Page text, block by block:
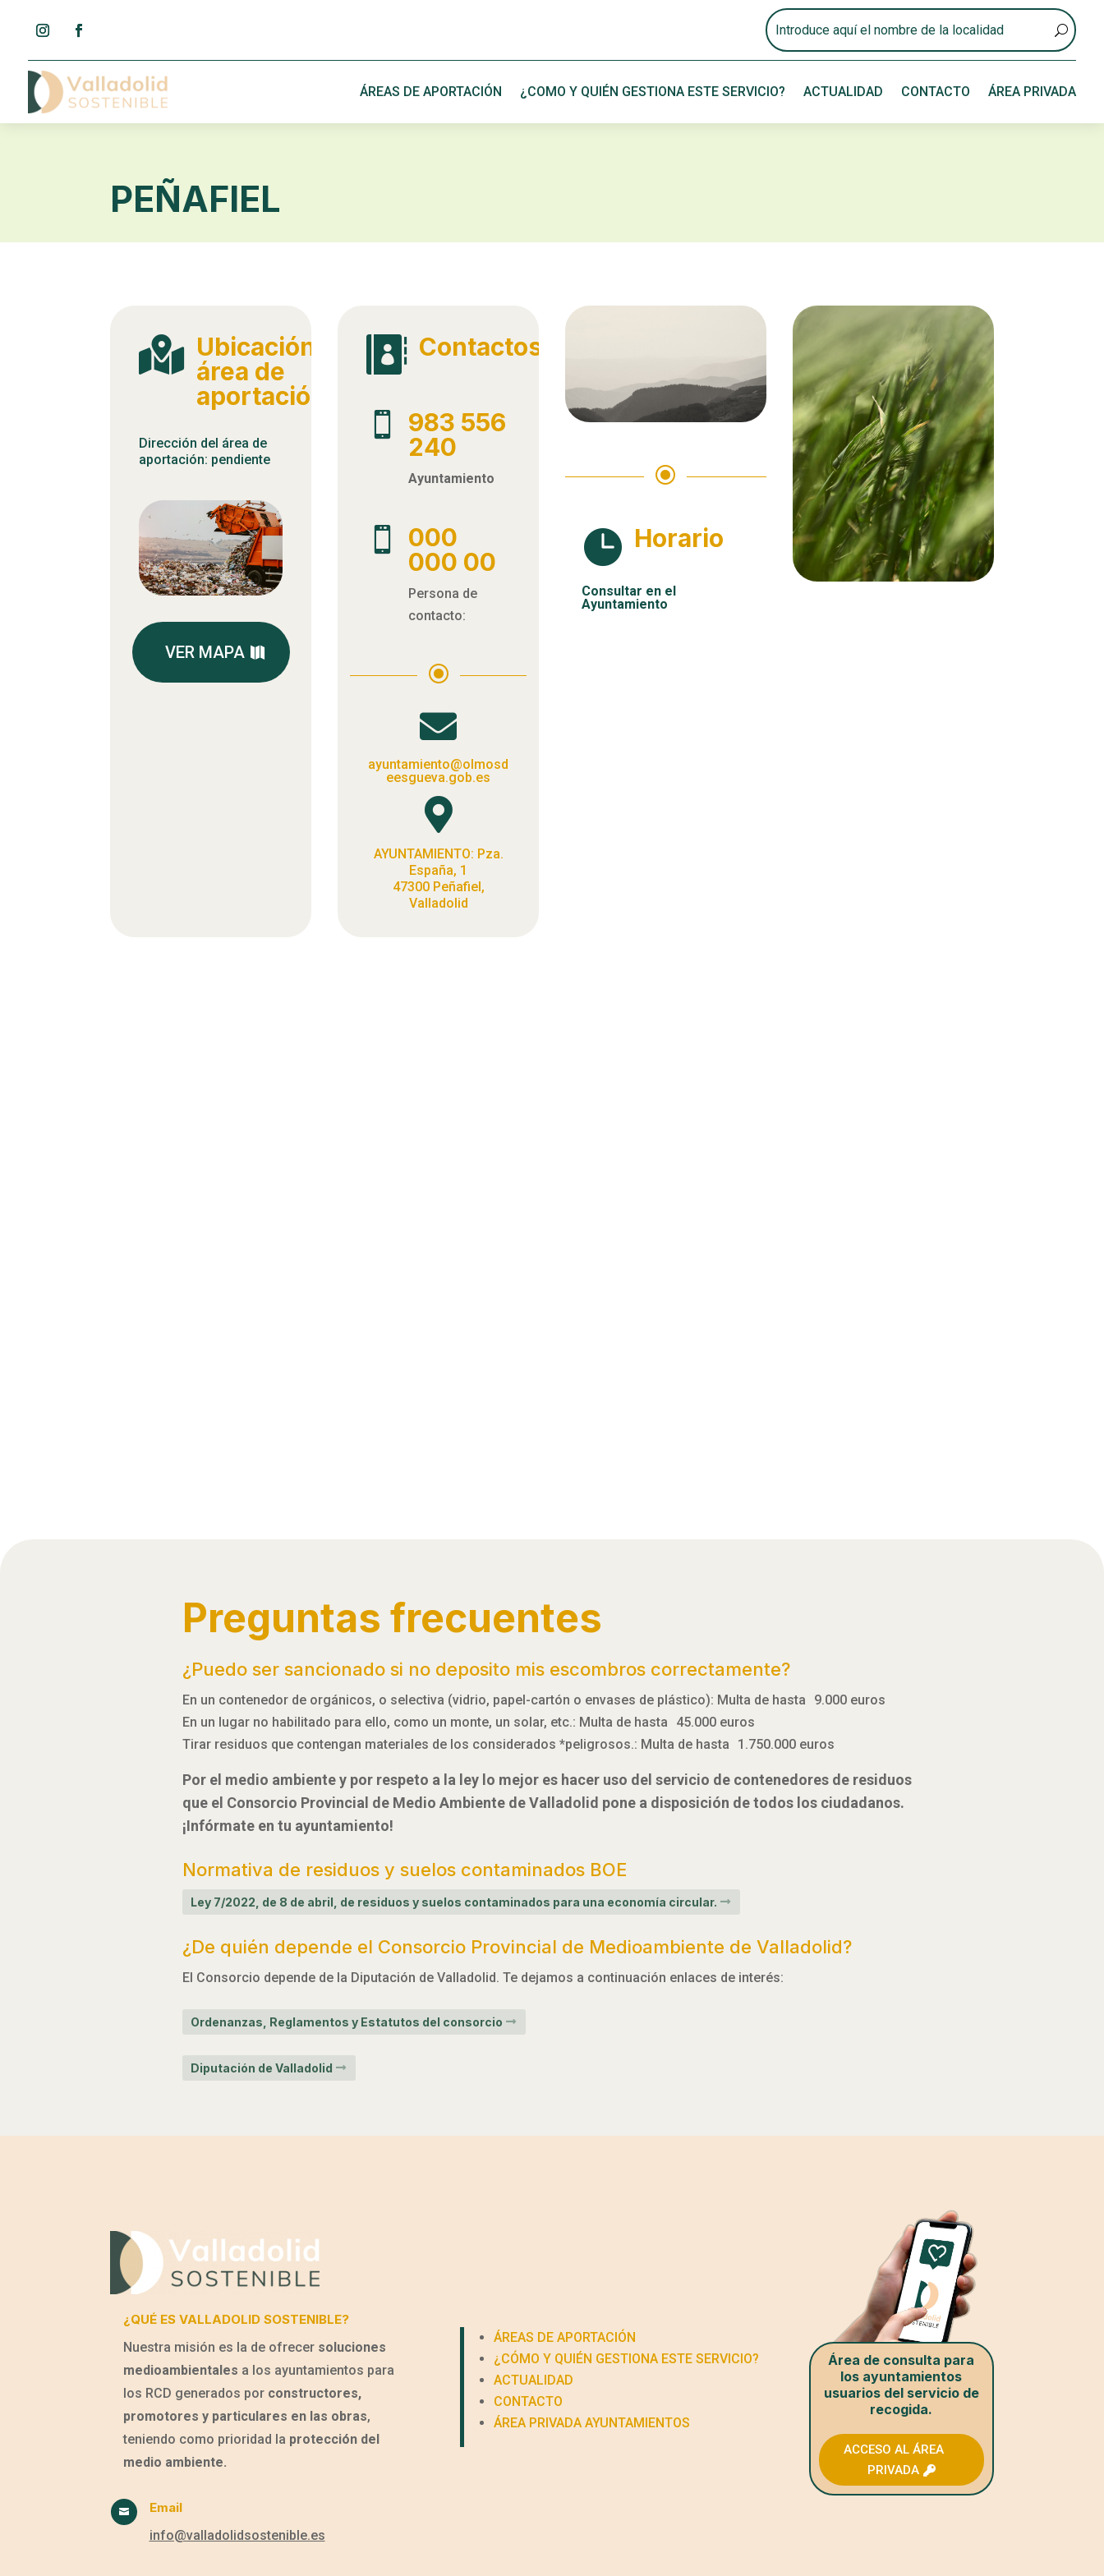
ÁREAS DE APORTACIÓN ¿COMO Y QUIÉN GESTIONA ESTE SERVICIO? ACTUALIDAD CONTACTO ÁREA PRIVADA
PEÑAFIEL
 Ubicación
área de
aportación
Dirección del área de
aportación: pendiente
VER MAPA
 Contactos

983 556
240
Ayuntamiento

000
000 00
Persona de
contacto:
\

ayuntamiento@olmosd
eesgueva.gob.es

AYUNTAMIENTO: Pza.
España, 1
47300 Peñafiel,
Valladolid
\
 Horario
Consultar en el
Ayuntamiento
Preguntas frecuentes
¿Puedo ser sancionado si no deposito mis escombros correctamente?
En un contenedor de orgánicos, o selectiva (vidrio, papel-cartón o envases de plástico): Multa de hasta 9.000 euros
En un lugar no habilitado para ello, como un monte, un solar, etc.: Multa de hasta 45.000 euros
Tirar residuos que contengan materiales de los considerados *peligrosos.: Multa de hasta 1.750.000 euros
Por el medio ambiente y por respeto a la ley lo mejor es hacer uso del servicio de contenedores de residuos
que el Consorcio Provincial de Medio Ambiente de Valladolid pone a disposición de todos los ciudadanos.
¡Infórmate en tu ayuntamiento!
Normativa de residuos y suelos contaminados BOE
Ley 7/2022, de 8 de abril, de residuos y suelos contaminados para una economía circular.
¿De quién depende el Consorcio Provincial de Medioambiente de Valladolid?
El Consorcio depende de la Diputación de Valladolid. Te dejamos a continuación enlaces de interés:
Ordenanzas, Reglamentos y Estatutos del consorcio
Diputación de Valladolid
¿QUÉ ES VALLADOLID SOSTENIBLE?
Nuestra misión es la de ofrecer soluciones
medioambientales a los ayuntamientos para
los RCD generados por constructores,
promotores y particulares en las obras,
teniendo como prioridad la protección del
medio ambiente.

Email
info@valladolidsostenible.es
ÁREAS DE APORTACIÓN
¿CÓMO Y QUIÉN GESTIONA ESTE SERVICIO?
ACTUALIDAD
CONTACTO
ÁREA PRIVADA AYUNTAMIENTOS
Área de consulta para
los ayuntamientos
usuarios del servicio de
recogida.
ACCESO AL ÁREA
PRIVADA